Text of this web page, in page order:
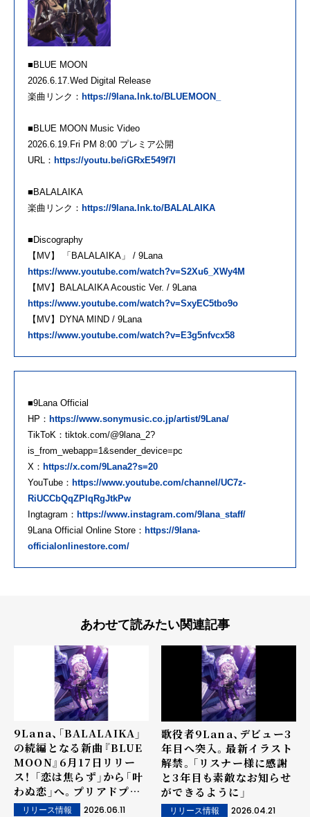
■BLUE MOON
2026.6.17.Wed Digital Release
楽曲リンク： https://9lana.lnk.to/BLUEMOON_
■BLUE MOON Music Video
2026.6.19.Fri PM 8:00 プレミア公開
URL： https://youtu.be/iGRxE549f7I
■BALALAIKA
楽曲リンク： https://9lana.lnk.to/BALALAIKA
■Discography
【MV】 「BALALAIKA」 / 9Lana
https://www.youtube.com/watch?v=S2Xu6_XWy4M
【MV】BALALAIKA Acoustic Ver. / 9Lana
https://www.youtube.com/watch?v=SxyEC5tbo9o
【MV】DYNA MIND / 9Lana
https://www.youtube.com/watch?v=E3g5nfvcx58
■9Lana Official
HP： https://www.sonymusic.co.jp/artist/9Lana/
TikToK：tiktok.com/@9lana_2?
is_from_webapp=1&sender_device=pc
X： https://x.com/9Lana2?s=20
YouTube： https://www.youtube.com/channel/UC7z-
RiUCCbQqZPlqRgJtkPw
Ingtagram： https://www.instagram.com/9lana_staff/
9Lana Official Online Store： https://9lana-
officialonlinestore.com/
あわせて読みたい関連記事
9Lana、「BALALAIKA」
の続編となる新曲『BLUE
MOON』6月17日リリー
ス！ 「恋は焦らず」から「叶
わぬ恋」へ。プリアドプリ
セーブ開始！
リリース情報 2026.06.11
歌役者9Lana、デビュー3
年目へ突入。最新イラスト
解禁。「リスナー様に感謝
と3年目も素敵なお知らせ
ができるように」
リリース情報 2026.04.21